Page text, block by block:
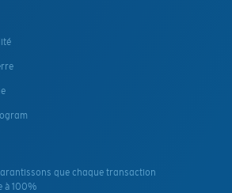
que chaque transaction
à 100%